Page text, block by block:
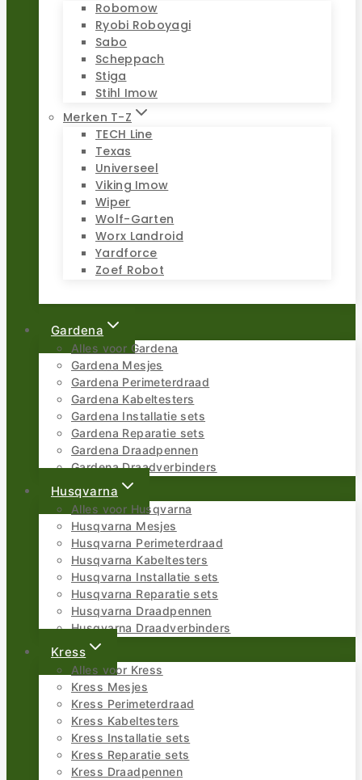
Robomow
Ryobi Roboyagi
Sabo
Scheppach
Stiga
Stihl Imow
Merken T-Z
TECH Line
Texas
Universeel
Viking Imow
Wiper
Wolf-Garten
Worx Landroid
Yardforce
Zoef Robot
Gardena
Alles voor Gardena
Gardena Mesjes
Gardena Perimeterdraad
Gardena Kabeltesters
Gardena Installatie sets
Gardena Reparatie sets
Gardena Draadpennen
Gardena Draadverbinders
Husqvarna
Alles voor Husqvarna
Husqvarna Mesjes
Husqvarna Perimeterdraad
Husqvarna Kabeltesters
Husqvarna Installatie sets
Husqvarna Reparatie sets
Husqvarna Draadpennen
Husqvarna Draadverbinders
Kress
Alles voor Kress
Kress Mesjes
Kress Perimeterdraad
Kress Kabeltesters
Kress Installatie sets
Kress Reparatie sets
Kress Draadpennen